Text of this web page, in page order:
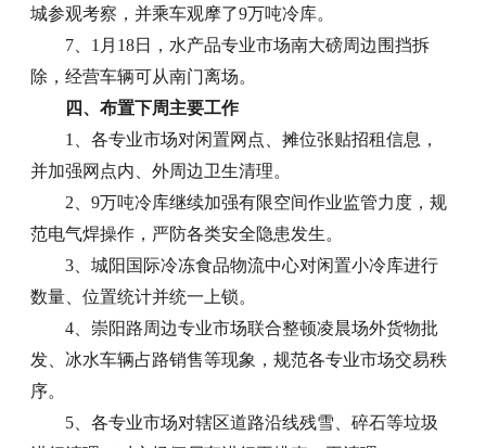
城参观考察，并乘车观摩了9万吨冷库。
7、1月18日，水产品专业市场南大磅周边围挡拆
除，经营车辆可从南门离场。
四、布置下周主要工作
1、各专业市场对闲置网点、摊位张贴招租信息，
并加强网点内、外周边卫生清理。
2、9万吨冷库继续加强有限空间作业监管力度，规
范电气焊操作，严防各类安全隐患发生。
3、城阳国际冷冻食品物流中心对闲置小冷库进行
数量、位置统计并统一上锁。
4、崇阳路周边专业市场联合整顿凌晨场外货物批
发、冰水车辆占路销售等现象，规范各专业市场交易秩
序。
5、各专业市场对辖区道路沿线残雪、碎石等垃圾